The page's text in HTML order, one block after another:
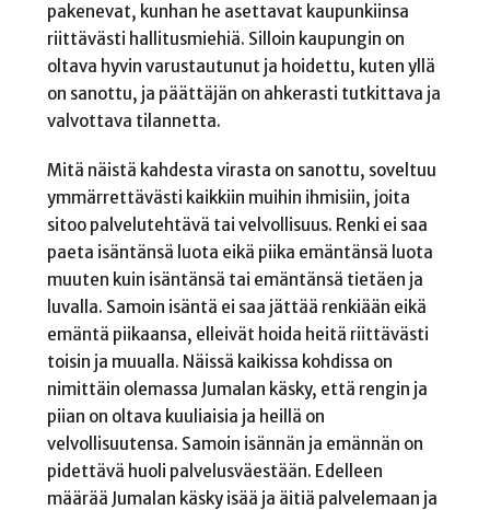
pakenevat, kunhan he asettavat kaupunkiinsa
riittävästi hallitusmiehiä. Silloin kaupungin on
oltava hyvin varustautunut ja hoidettu, kuten yllä
on sanottu, ja päättäjän on ahkerasti tutkittava ja
valvottava tilannetta.
Mitä näistä kahdesta virasta on sanottu, soveltuu
ymmärrettävästi kaikkiin muihin ihmisiin, joita
sitoo palvelutehtävä tai velvollisuus. Renki ei saa
paeta isäntänsä luota eikä piika emäntänsä luota
muuten kuin isäntänsä tai emäntänsä tietäen ja
luvalla. Samoin isäntä ei saa jättää renkiään eikä
emäntä piikaansa, elleivät hoida heitä riittävästi
toisin ja muualla. Näissä kaikissa kohdissa on
nimittäin olemassa Jumalan käsky, että rengin ja
piian on oltava kuuliaisia ja heillä on
velvollisuutensa. Samoin isännän ja emännän on
pidettävä huoli palvelusväestään. Edelleen
määrää Jumalan käsky isää ja äitiä palvelemaan ja